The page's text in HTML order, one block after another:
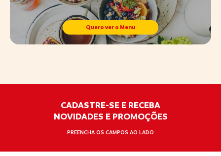
Quero ver o Menu
CADASTRE-SE E RECEBA
NOVIDADES E PROMOÇÕES
PREENCHA OS CAMPOS AO LADO